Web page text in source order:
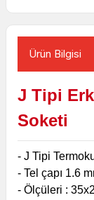
Ürün Bilgisi
J Tipi
Soketi
- J Tipi
- Tel çapı 1.6
- Ölçüleri :